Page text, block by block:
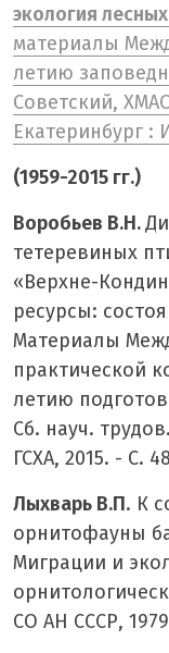
экология
материалы
летию
Советский,
Екатеринбург :
(1959-2015 гг.)
Воробьев В.Н.
тетеревиных
«Верхне-
ресурсы:
Материалы
практической
летию
Сб. науч.
ГСХА, 2015. - С.
Лыхварь В.П. К
орнитофауны
Миграции и
СО АН СССР,